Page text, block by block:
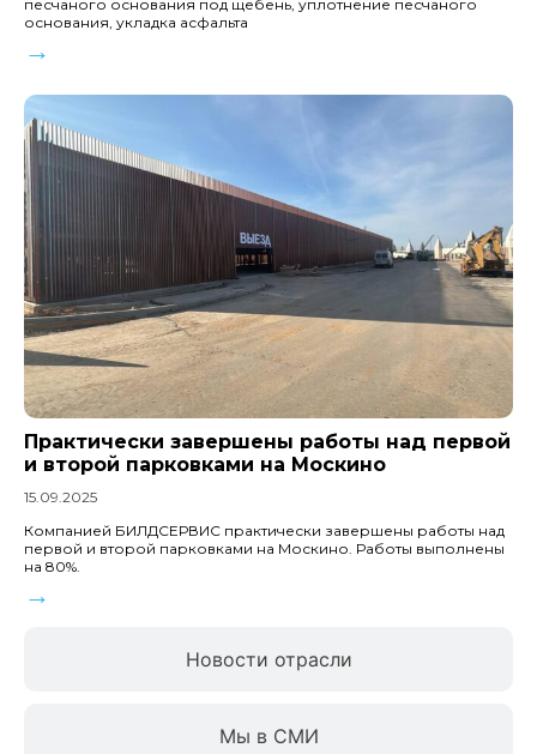
Новости отрасли
Мы в СМИ
песчаного основания под щебень, уплотнение песчаного
основания, укладка асфальта
→
Практически завершены работы над первой
и второй парковками на Москино
15.09.2025
Компанией БИЛДСЕРВИС практически завершены работы над
первой и второй парковками на Москино. Работы выполнены
на 80%.
→